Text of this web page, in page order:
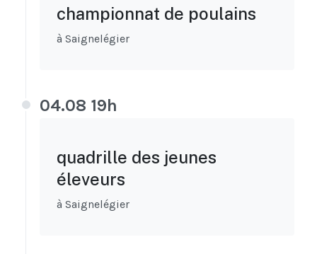
championnat de poulains
à Saignelégier
04.08 19h
quadrille des jeunes
éleveurs
à Saignelégier